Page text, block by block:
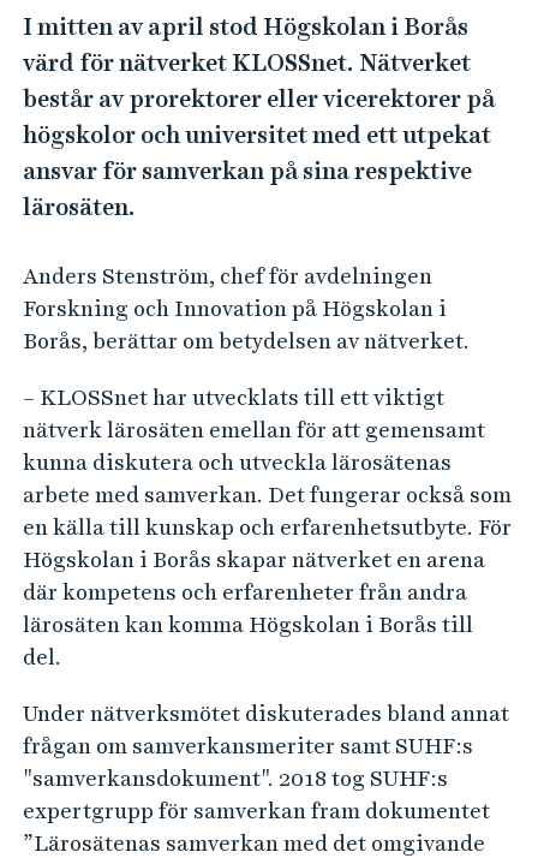
I mitten av april stod Högskolan i Borås
värd för nätverket KLOSSnet. Nätverket
består av prorektorer eller vicerektorer på
högskolor och universitet med ett utpekat
ansvar för samverkan på sina respektive
lärosäten.
Anders Stenström, chef för avdelningen
Forskning och Innovation på Högskolan i
Borås, berättar om betydelsen av nätverket.
– KLOSSnet har utvecklats till ett viktigt
nätverk lärosäten emellan för att gemensamt
kunna diskutera och utveckla lärosätenas
arbete med samverkan. Det fungerar också som
en källa till kunskap och erfarenhetsutbyte. För
Högskolan i Borås skapar nätverket en arena
där kompetens och erfarenheter från andra
lärosäten kan komma Högskolan i Borås till
del.
Under nätverksmötet diskuterades bland annat
frågan om samverkansmeriter samt SUHF:s
"samverkansdokument". 2018 tog SUHF:s
expertgrupp för samverkan fram dokumentet
”Lärosätenas samverkan med det omgivande